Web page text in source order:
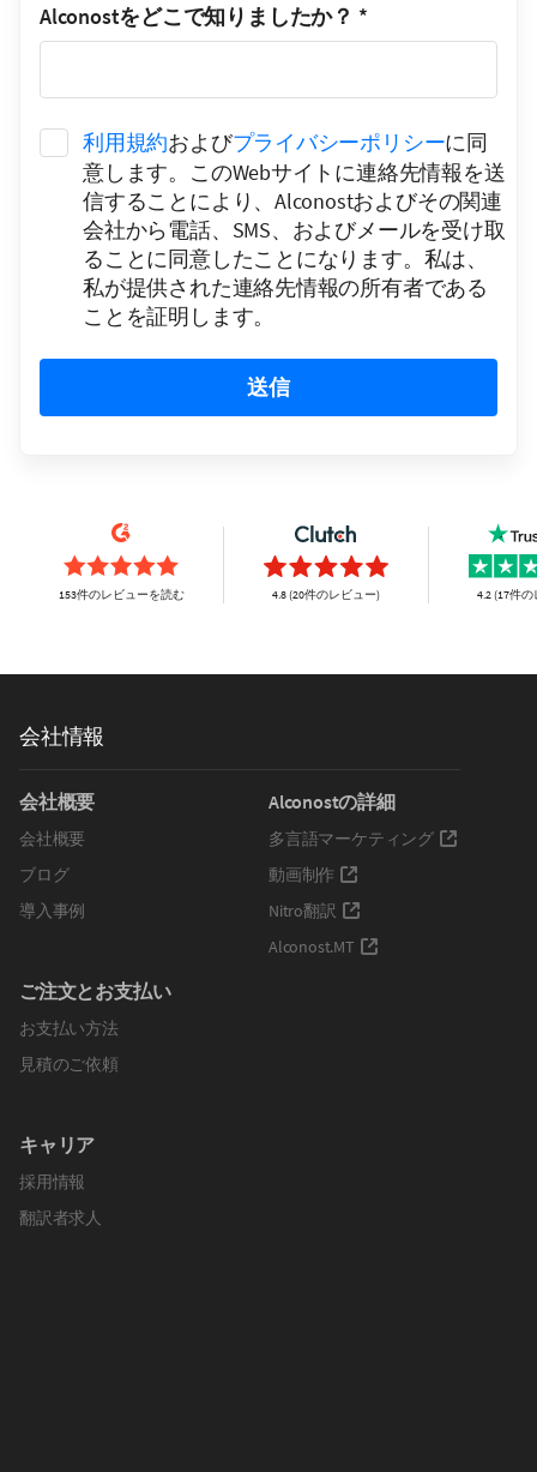
Alconostをどこで知りましたか？ *
利用規約およびプライバシーポリシーに同
意します。このWebサイトに連絡先情報を送
信することにより、Alconostおよびその関連
会社から電話、SMS、およびメールを受け取
ることに同意したことになります。私は、
私が提供された連絡先情報の所有者である
ことを証明します。
送信
153件のレビューを読む 4.8 (20件のレビュー) 4.2 (17件
会社情報
会社概要
会社概要
ブログ
導入事例
ご注文とお支払い
お支払い方法
見積のご依頼
キャリア
採用情報
翻訳者求人
Alconostの詳細
多言語マーケティング
動画制作
Nitro翻訳
Alconost.MT